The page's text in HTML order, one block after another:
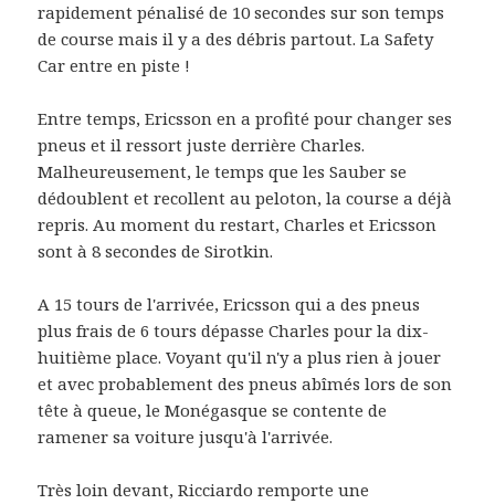
rapidement pénalisé de 10 secondes sur son temps
de course mais il y a des débris partout. La Safety
Car entre en piste !
Entre temps, Ericsson en a profité pour changer ses
pneus et il ressort juste derrière Charles.
Malheureusement, le temps que les Sauber se
dédoublent et recollent au peloton, la course a déjà
repris. Au moment du restart, Charles et Ericsson
sont à 8 secondes de Sirotkin.
A 15 tours de l'arrivée, Ericsson qui a des pneus
plus frais de 6 tours dépasse Charles pour la dix-
huitième place. Voyant qu'il n'y a plus rien à jouer
et avec probablement des pneus abîmés lors de son
tête à queue, le Monégasque se contente de
ramener sa voiture jusqu'à l'arrivée.
Très loin devant, Ricciardo remporte une